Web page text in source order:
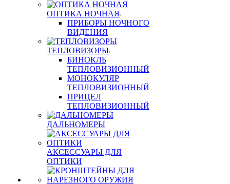
ОПТИКА НОЧНАЯ
ПРИБОРЫ НОЧНОГО
ВИДЕНИЯ
ТЕПЛОВИЗОРЫ
БИНОКЛЬ
ТЕПЛОВИЗИОННЫЙ
МОНОКУЛЯР
ТЕПЛОВИЗИОННЫЙ
ПРИЦЕЛ
ТЕПЛОВИЗИОННЫЙ
ДАЛЬНОМЕРЫ
АКСЕССУАРЫ ДЛЯ
ОПТИКИ